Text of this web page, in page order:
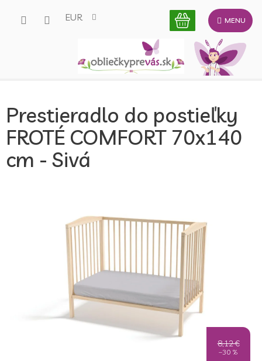
EUR
Prestieradlo do postieľky
FROTÉ COMFORT 70x140
cm - Sivá
8,12 €
–30 %